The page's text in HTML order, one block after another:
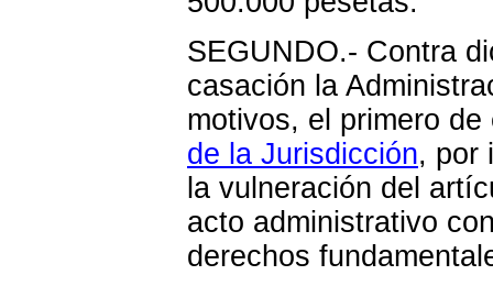
SEGUNDO.- Contra
casación la
motivos, el primero
de la Jurisdicción, por
la vulneración del
acto administrativo
derechos